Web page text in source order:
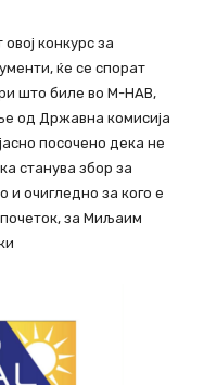
конкурс за
ќе се спорат
што биле во М-НАВ,
од Државна комисија
посочено дека не
станува збор за
и очигледно за кого е
за Миљаим